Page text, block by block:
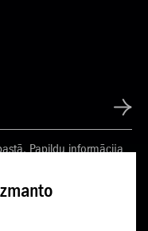
Papildu informācija